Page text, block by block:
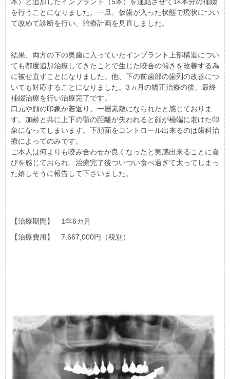
を行うことになりました。一旦、仮歯が入った状態で現状につい
て改めて診断を行い、治療計画を見直しました。
結果、両方の下の奥歯に入っていたインプラント上部構造につい
ても都度追加治療してきたことで生じた咬合の傾きを改善する為
に被せ直すことになりました。他、下の前歯部の歯列の改善につ
いても対応することになりました。3ヵ月の矯正治療の後、最終
補綴治療を行い治療完了です。
口元や顔の印象が若返り、一層素敵になられたと感じておりま
す。加齢と共に上下の顎の距離が失われると顔が極端に老けた印
象になってしまいます。下顔面をコントロール出来るのは歯科治
療によってのみです。
ご本人は何よりも咬み合わせが良くなったと実感出来ることに喜
びを感じておられ、治療完了後ついつい食べ過ぎて太ってしまっ
た嬉しそうに報告して下さいました。
【治療期間】 1年6カ月
【治療費用】 7,667,000円（税別）